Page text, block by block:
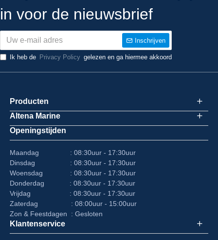
in voor de nieuwsbrief
Inschrijven
Ik heb de Privacy Policy gelezen en ga hiermee akkoord
Producten
Altena Marine
Openingstijden
Maandag : 08:30uur - 17:30uur
Dinsdag : 08:30uur - 17:30uur
Woensdag : 08:30uur - 17:30uur
Donderdag : 08:30uur - 17:30uur
Vrijdag : 08:30uur - 17:30uur
Zaterdag : 08:00uur - 15:00uur
Zon & Feestdagen : Gesloten
Klantenservice